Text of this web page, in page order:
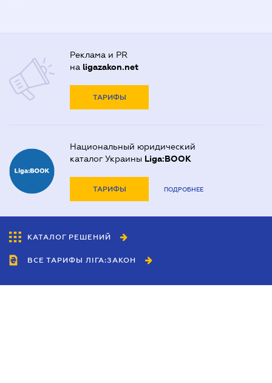
Реклама и PR
на ligazakon.net
ТАРИФЫ
Национальный юридический
каталог Украины Liga:BOOK
ТАРИФЫ ПОДРОБНЕЕ
КАТАЛОГ РЕШЕНИЙ
ВСЕ ТАРИФЫ ЛІГА:ЗАКОН